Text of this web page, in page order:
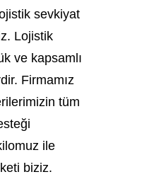
sevkiyat
Lojistik
ve kapsamlı
Firmamız
tüm
ile
biziz.